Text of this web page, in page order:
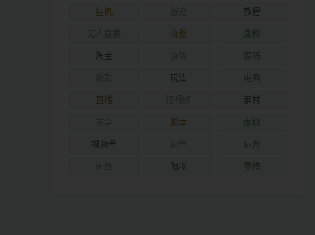
挂机 教程
流量 涨粉
淘宝 源码
玩法 电商
直播 素材
脚本 虚拟
视频号 运营
阳叔 零撸